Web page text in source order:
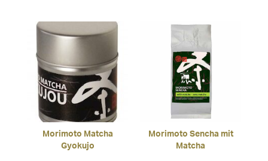
Morimoto Matcha
Gyokujo
Morimoto Sencha mit
Matcha